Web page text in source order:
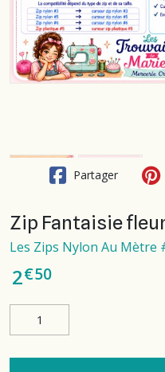
Partager
Zip Fantaisie
Les Zips Nylon Au Mètre
2€50